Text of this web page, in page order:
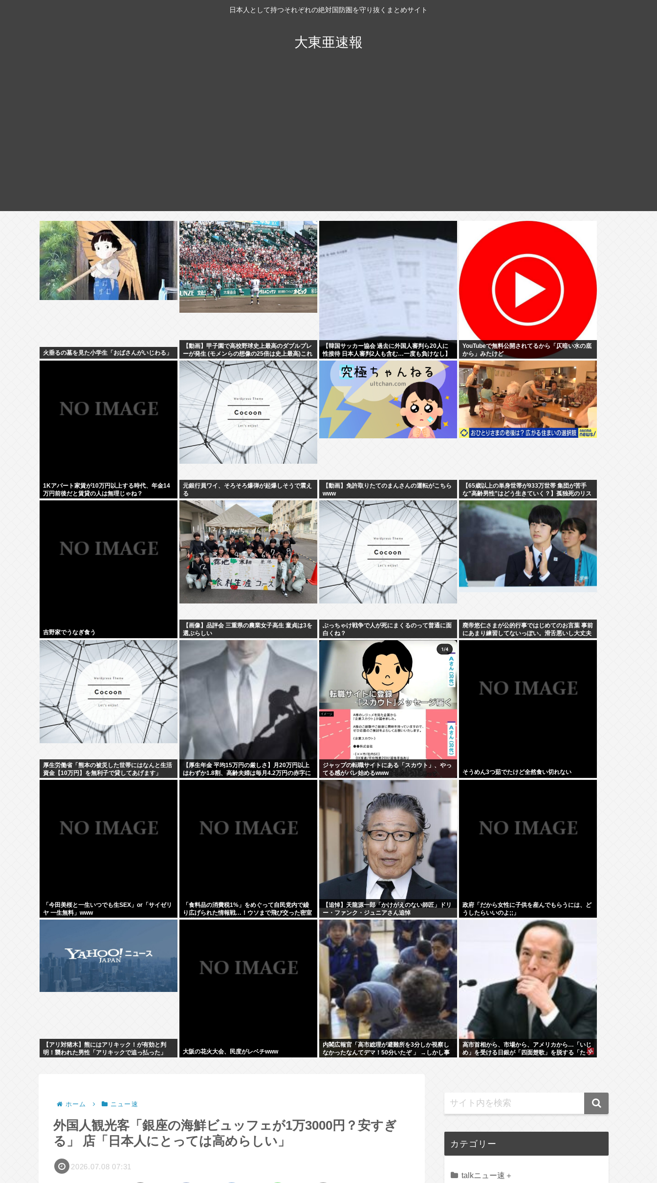
日本人として持つそれぞれの絶対国防圏を守り抜くまとめサイト
大東亜速報
火垂るの墓を見た小学生「おばさんがいじわる」
【動画】甲子園で高校野球史上最高のダブルプレ
ーが発生 (モメンらの想像の25倍は史上最高)これ
もうプロ野球超えてるだろ…
【韓国サッカー協会 過去に外国人審判ら20人に
性接待 日本人審判2人も含む…一度も負けなし】
韓国でサッカーファンや国民から怒りと失望の声
YouTubeで無料公開されてるから「仄暗い水の底
から」みたけど
1Kアパート家賃が10万円以上する時代、年金14
万円前後だと賃貸の人は無理じゃね？
元銀行員ワイ、そろそろ爆弾が起爆しそうで震え
る
【動画】免許取りたてのまんさんの運転がこちら
www
【65歳以上の単身世帯が933万世帯 集団が苦手
な”高齢男性”はどう生きていく？】孤独死のリス
クも…専門家 「8日以上見つからないのも圧倒的
に男性」
吉野家でうなぎ食う
【画像】品評会 三重県の農業女子高生 童貞は3を
選ぶらしい
ぶっちゃけ戦争で人が死にまくるのって普通に面
白くね？
廃帝悠仁さまが公的行事ではじめてのお言葉 事前
にあまり練習してないっぽい。滑舌悪いし大丈夫
なの
厚生労働省「熊本の被災した世帯にはなんと生活
資金【10万円】を無利子で貸してあげます」
【厚生年金 平均15万円の厳しさ】月20万円以上
はわずか1.8割、高齢夫婦は毎月4.2万円の赤字に
ジャップの転職サイトにある「スカウト」、やっ
てる感がバレ始めるwww
そうめん3つ茹でたけど全然食い切れない
「今田美桜と一生いつでも生SEX」or「サイゼリ
ヤ 一生無料」www
「食料品の消費税1%」をめぐって自民党内で繰
り広げられた情報戦…！ウソまで飛び交った密室
会議の発言
【追悼】天龍源一郎「かけがえのない師匠」ドリ
ー・ファンク・ジュニアさん追悼
政府「だから女性に子供を産んでもらうには、ど
うしたらいいのよ;;」
【アリ対猪木】熊にはアリキック！が有効と判
明！襲われた男性「アリキックで追っ払った」
大阪の花火大会、民度がレベチwww
内閣広報官「高市総理が避難所を3分しか視察し
なかったなんてデマ！50分いたぞ 」 →しかし事
高市首相から、市場から、アメリカから…「いじ
め」を受ける日銀が「四面楚歌」を脱する「たっ
ホーム ニュー速
外国人観光客「銀座の海鮮ビュッフェが1万3000円？安すぎ
る」 店「日本人にとっては高めらしい」
2026.07.08 07:31
カテゴリー
talkニュー速＋